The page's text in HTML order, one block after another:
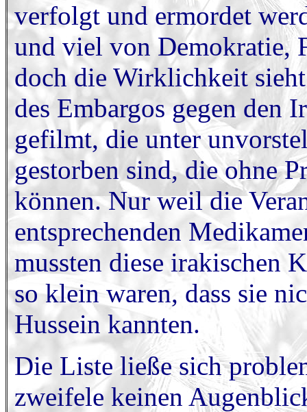
verfolgt und ermordet
und viel von Demokratie,
doch die Wirklichkeit
des Embargos gegen
gefilmt, die unter
gestorben sind, die ohne
können. Nur weil die
entsprechenden
mussten diese irakischen
so klein waren, dass sie
Hussein kannten.
Die Liste ließe sich
zweifele keinen